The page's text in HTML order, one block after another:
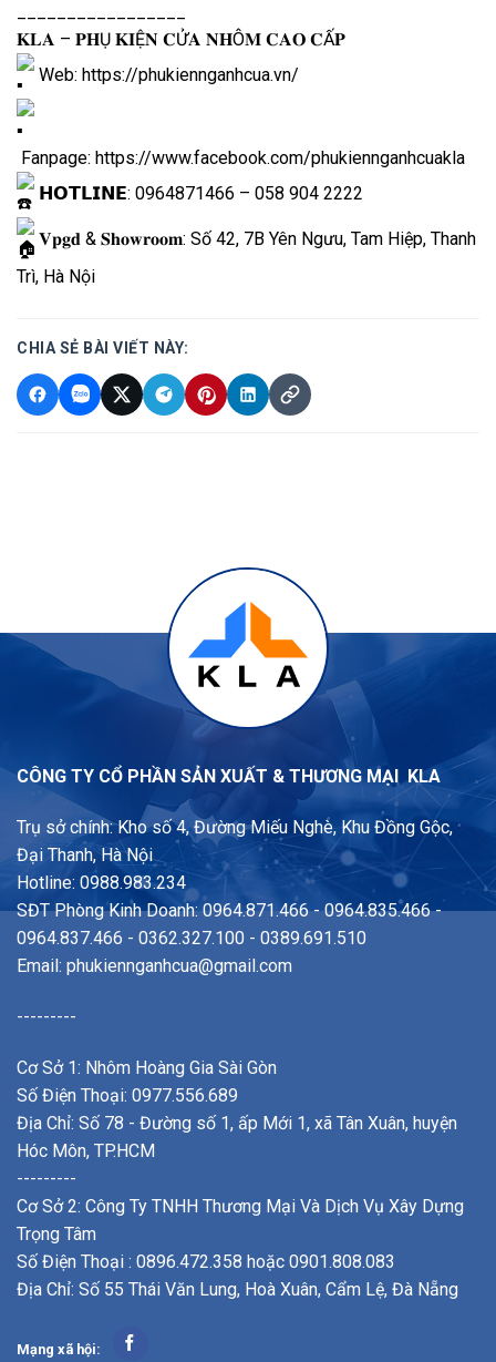
𝐊𝐋𝐀 – 𝐏𝐇Ụ 𝐊𝐈Ệ𝐍 𝐂Ử𝐀 𝐍𝐇Ô𝐌 𝐂𝐀𝐎 𝐂Ấ𝐏
Web: https://phukiennganhcua.vn/
Fanpage: https://www.facebook.com/phukiennganhcuakla
𝗛𝗢𝗧𝗟𝗜𝗡𝗘: 0964871466 – 058 904 2222
𝐕𝐩𝐠𝐝 & 𝐒𝐡𝐨𝐰𝐫𝐨𝐨𝐦: Số 42, 7B Yên Ngưu, Tam Hiệp, Thanh
Trì, Hà Nội
CHIA SẺ BÀI VIẾT NÀY:
CÔNG TY CỔ PHẦN SẢN XUẤT & THƯƠNG MẠI KLA
Trụ sở chính: Kho số 4, Đường Miếu Nghè, Khu Đồng Gộc,
Đại Thanh, Hà Nội
Hotline: 0988.983.234
SĐT Phòng Kinh Doanh: 0964.871.466 - 0964.835.466 -
0964.837.466 - 0362.327.100 - 0389.691.510
Email: phukiennganhcua@gmail.com
---------
Cơ Sở 1: Nhôm Hoàng Gia Sài Gòn
Số Điện Thoại: 0977.556.689
Địa Chỉ: Số 78 - Đường số 1, ấp Mới 1, xã Tân Xuân, huyện
Hóc Môn, TP.HCM
---------
Cơ Sở 2: Công Ty TNHH Thương Mại Và Dịch Vụ Xây Dựng
Trọng Tâm
Số Điện Thoại : 0896.472.358 hoặc 0901.808.083
Địa Chỉ: Số 55 Thái Văn Lung, Hoà Xuân, Cẩm Lệ, Đà Nẵng
Mạng xã hội: